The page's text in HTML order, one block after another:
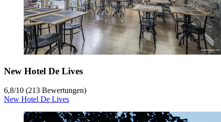
New Hotel De Lives
6,8/10 (213 Bewertungen)
New Hotel De Lives